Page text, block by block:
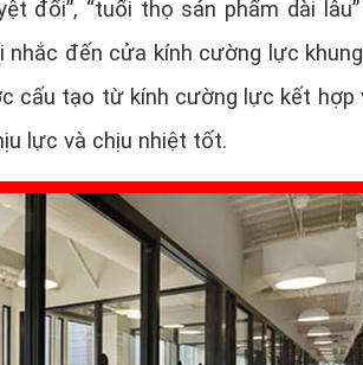
đối”, “tuổi thọ sản phẩm dài
nhắc đến cửa kính cường lực
cấu tạo từ kính cường lực kết hợp
lực và chịu nhiệt tốt.